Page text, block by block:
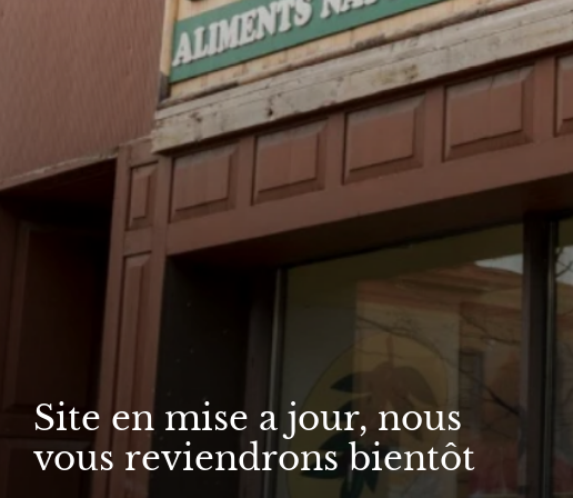
Site en mise a jour, nous
vous reviendrons bientôt